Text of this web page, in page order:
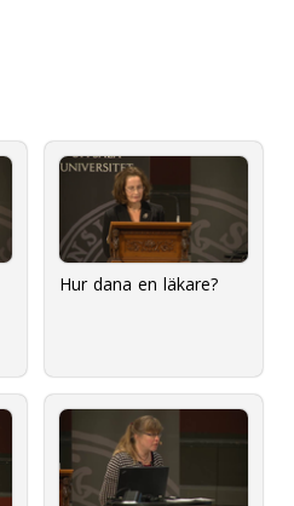
Hur dana en läkare?